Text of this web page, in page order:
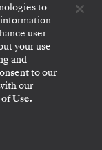
vue à 270
et consultez
de
en toute
to
user
your use
and
to our
our
Use.